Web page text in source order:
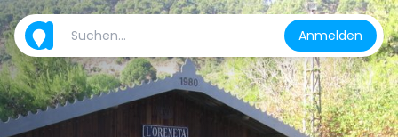
Anmelden